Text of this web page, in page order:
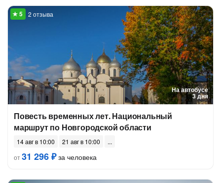
На автобусе
3 дня
2 отзыва
Повесть временных лет. Национальный
маршрут по Новгородской области
14 авг в 10:00
21 авг в 10:00
от31 296 ₽за человека